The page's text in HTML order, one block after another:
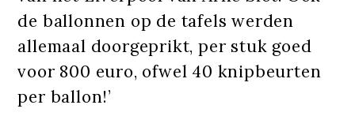
de ballonnen op de tafels werden
allemaal doorgeprikt, per stuk goed
voor 800 euro, ofwel 40 knipbeurten
per ballon!’